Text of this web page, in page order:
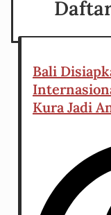
Bali
Kura Jadi